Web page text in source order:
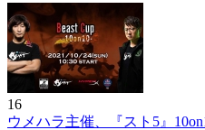
16
ウメハラ主催、『スト5』